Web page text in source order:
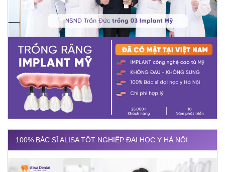
100% BÁC SĨ ALISA TỐT NGHIỆP ĐẠI HỌC Y HÀ NỘI